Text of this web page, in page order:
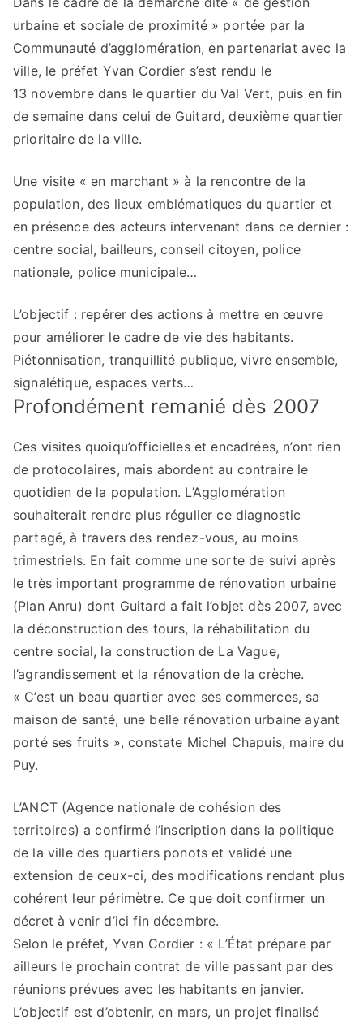
urbaine et sociale de proximité » portée par la
Communauté d’agglomération, en partenariat avec la
ville, le préfet Yvan Cordier s’est rendu le
13 novembre dans le quartier du Val Vert, puis en fin
de semaine dans celui de Guitard, deuxième quartier
prioritaire de la ville.
Une visite « en marchant » à la rencontre de la
population, des lieux emblématiques du quartier et
en présence des acteurs intervenant dans ce dernier :
centre social, bailleurs, conseil citoyen, police
nationale, police municipale…
L’objectif : repérer des actions à mettre en œuvre
pour améliorer le cadre de vie des habitants.
Piétonnisation, tranquillité publique, vivre ensemble,
signalétique, espaces verts…
Profondément remanié dès 2007
Ces visites quoiqu’officielles et encadrées, n’ont rien
de protocolaires, mais abordent au contraire le
quotidien de la population. L’Agglomération
souhaiterait rendre plus régulier ce diagnostic
partagé, à travers des rendez-vous, au moins
trimestriels. En fait comme une sorte de suivi après
le très important programme de rénovation urbaine
(Plan Anru) dont Guitard a fait l’objet dès 2007, avec
la déconstruction des tours, la réhabilitation du
centre social, la construction de La Vague,
l’agrandissement et la rénovation de la crèche.
« C’est un beau quartier avec ses commerces, sa
maison de santé, une belle rénovation urbaine ayant
porté ses fruits », constate Michel Chapuis, maire du
Puy.
L’ANCT (Agence nationale de cohésion des
territoires) a confirmé l’inscription dans la politique
de la ville des quartiers ponots et validé une
extension de ceux-ci, des modifications rendant plus
cohérent leur périmètre. Ce que doit confirmer un
décret à venir d’ici fin décembre.
Selon le préfet, Yvan Cordier : « L’État prépare par
ailleurs le prochain contrat de ville passant par des
réunions prévues avec les habitants en janvier.
L’objectif est d’obtenir, en mars, un projet finalisé